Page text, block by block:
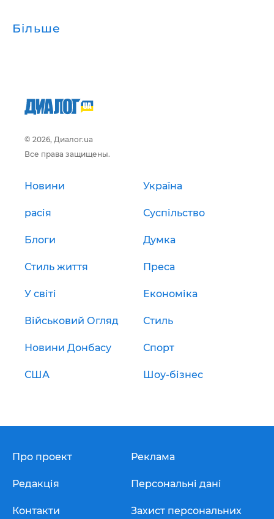
Більше
© 2026, Диалог.ua
Все права защищены.
Новини Україна
расія Суспільство
Блоги Думка
Стиль життя Преса
У світі Економіка
Військовий Огляд Стиль
Новини Донбасу Спорт
США Шоу-бізнес
Про проект
Редакція
Контакти
Реклама
Персональні дані
Захист персональних